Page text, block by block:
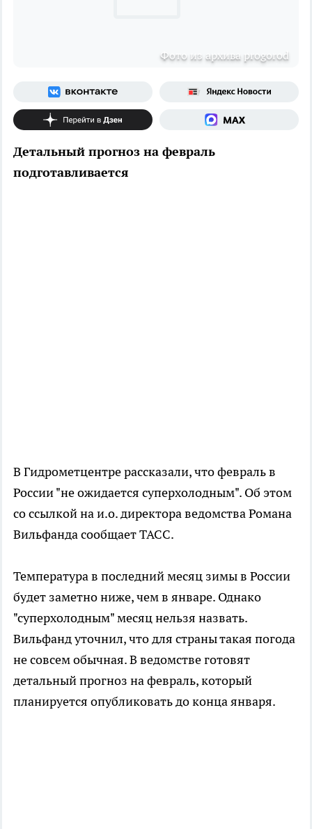
Фото из архива progorod
Детальный прогноз на февраль
подготавливается
В Гидрометцентре рассказали, что февраль в
России "не ожидается суперхолодным". Об этом
со ссылкой на и.о. директора ведомства Романа
Вильфанда сообщает ТАСС.
Температура в последний месяц зимы в России
будет заметно ниже, чем в январе. Однако
"суперхолодным" месяц нельзя назвать.
Вильфанд уточнил, что для страны такая погода
не совсем обычная. В ведомстве готовят
детальный прогноз на февраль, который
планируется опубликовать до конца января.